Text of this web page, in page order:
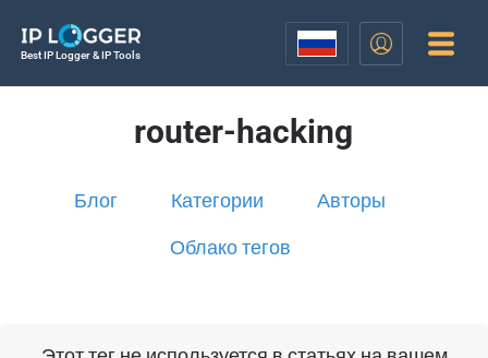
Best IP Logger & IP Tools
router-hacking
Блог Категории Авторы
Облако тегов